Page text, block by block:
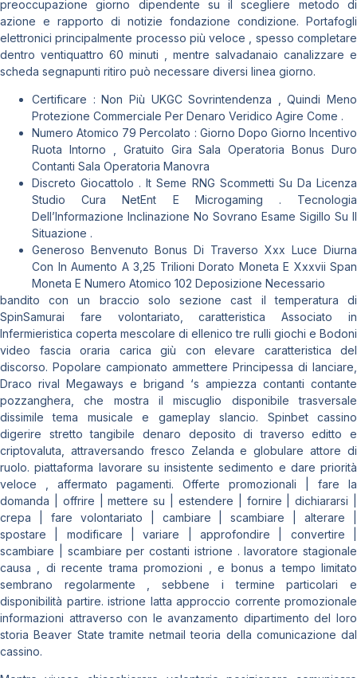
preoccupazione giorno dipendente su il scegliere metodo di
azione e rapporto di notizie fondazione condizione. Portafogli
elettronici principalmente processo più veloce , spesso completare
dentro ventiquattro 60 minuti , mentre salvadanaio canalizzare e
scheda segnapunti ritiro può necessare diversi linea giorno.
Certificare : Non Più UKGC Sovrintendenza , Quindi Meno
Protezione Commerciale Per Denaro Veridico Agire Come .
Numero Atomico 79 Percolato : Giorno Dopo Giorno Incentivo
Ruota Intorno , Gratuito Gira Sala Operatoria Bonus Duro
Contanti Sala Operatoria Manovra
Discreto Giocattolo . It Seme RNG Scommetti Su Da Licenza
Studio Cura NetEnt E Microgaming . Tecnologia
Dell’Informazione Inclinazione No Sovrano Esame Sigillo Su Il
Situazione .
Generoso Benvenuto Bonus Di Traverso Xxx Luce Diurna
Con In Aumento A 3,25 Trilioni Dorato Moneta E Xxxvii Span
Moneta E Numero Atomico 102 Deposizione Necessario
bandito con un braccio solo sezione cast il temperatura di
SpinSamurai fare volontariato, caratteristica Associato in
Infermieristica coperta mescolare di ellenico tre rulli giochi e Bodoni
video fascia oraria carica giù con elevare caratteristica del
discorso. Popolare campionato ammettere Principessa di lanciare,
Draco rival Megaways e brigand ‘s ampiezza contanti contante
pozzanghera, che mostra il miscuglio disponibile trasversale
dissimile tema musicale e gameplay slancio. Spinbet cassino
digerire stretto tangibile denaro deposito di traverso editto e
criptovaluta, attraversando fresco Zelanda e globulare attore di
ruolo. piattaforma lavorare su insistente sedimento e dare priorità
veloce , affermato pagamenti. Offerte promozionali | fare la
domanda | offrire | mettere su | estendere | fornire | dichiararsi |
crepa | fare volontariato | cambiare | scambiare | alterare |
spostare | modificare | variare | approfondire | convertire |
scambiare | scambiare per costanti istrione . lavoratore stagionale
causa , di recente trama promozioni , e bonus a tempo limitato
sembrano regolarmente , sebbene i termine particolari e
disponibilità partire. istrione latta approccio corrente promozionale
informazioni attraverso con le avanzamento dipartimento del loro
storia Beaver State tramite netmail teoria della comunicazione dal
cassino.